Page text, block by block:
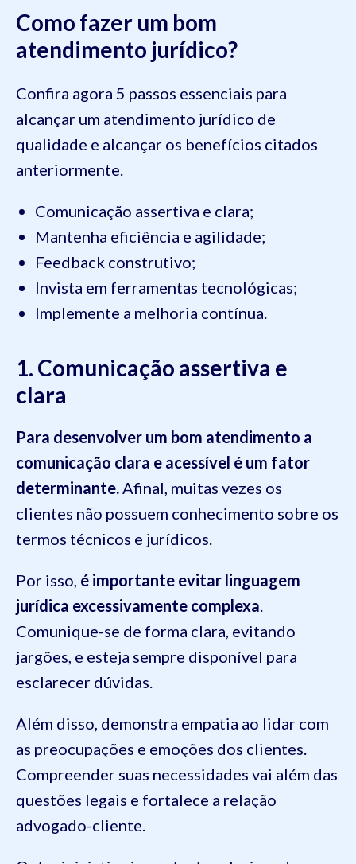
Como fazer um bom
atendimento jurídico?
Confira agora 5 passos essenciais para
alcançar um atendimento jurídico de
qualidade e alcançar os benefícios citados
anteriormente.
Comunicação assertiva e clara;
Mantenha eficiência e agilidade;
Feedback construtivo;
Invista em ferramentas tecnológicas;
Implemente a melhoria contínua.
1. Comunicação assertiva e
clara
Para desenvolver um bom atendimento a
comunicação clara e acessível é um fator
determinante. Afinal, muitas vezes os
clientes não possuem conhecimento sobre os
termos técnicos e jurídicos.
Por isso, é importante evitar linguagem
jurídica excessivamente complexa
Comunique-se de forma clara, evitando
jargões, e esteja sempre disponível para
esclarecer dúvidas.
Além disso, demonstra empatia ao lidar com
as preocupações e emoções dos clientes.
Compreender suas necessidades vai além das
questões legais e fortalece a relação
advogado-cliente.